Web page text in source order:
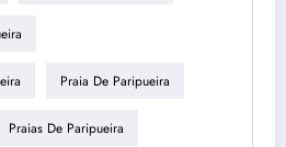
Praia De Paripueira
Praias De Paripueira